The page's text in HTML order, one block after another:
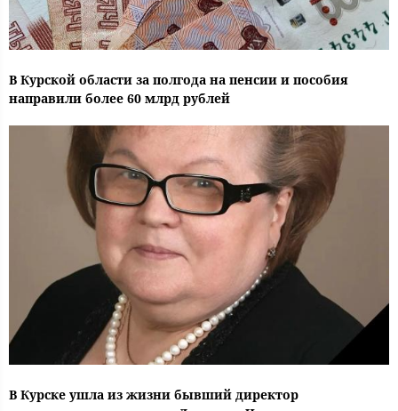
В Курской области за полгода на пенсии и пособия
направили более 60 млрд рублей
В Курске ушла из жизни бывший директор